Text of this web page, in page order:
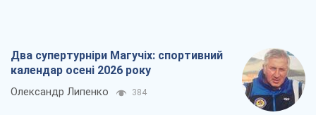
Два супертурніри Магучіх: спортивний
календар осені 2026 року
Олександр Липенко 384